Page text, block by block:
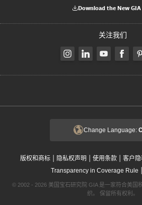
Download the New
关注我们
Change Language:
版权和商标 | 隐私权声明 | 使用条款 | 客户
Transparency in Coverage Rule |
© 2002 - 2026 美国宝石研究院 GIA 是一家符合美国
织。 保留所有权利。